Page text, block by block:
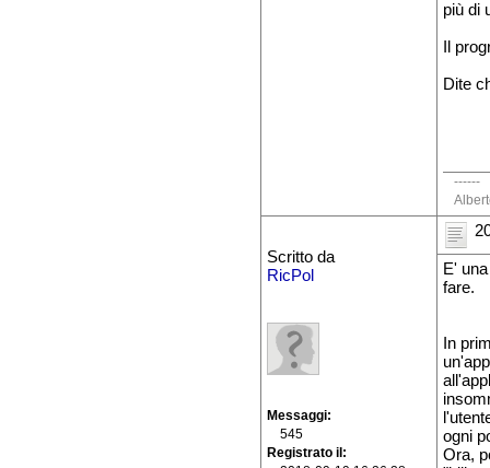
più di
Il
Dite
------
Scritto da
RicPol
Messaggi
545
Registrato il
E'
fare.
In
ogni
Ora,